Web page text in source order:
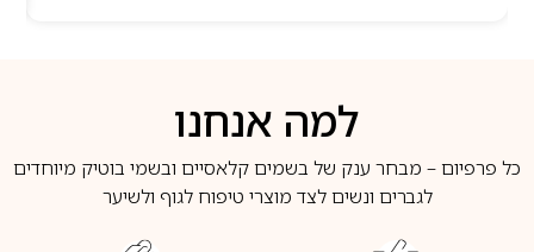
למה אנחנו
כל פרפיום – מבחר ענק של בשמים קלאסיים ובשמי בוטיק מיוחדים
לגברים ונשים לצד מוצרי טיפוח לגוף ולשיער